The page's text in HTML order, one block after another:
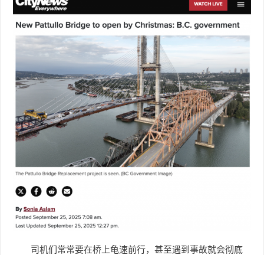
司机们常常要在桥上龟速前行，甚至遇到事故就会彻底